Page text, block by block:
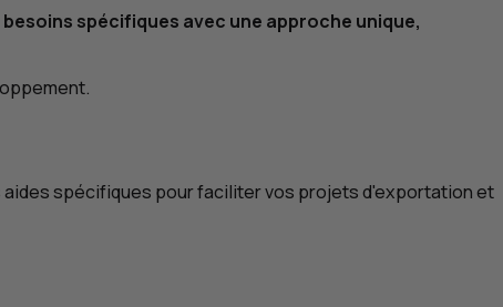
besoins spécifiques avec une approche unique,
spécifiques pour faciliter vos projets d'exportation et